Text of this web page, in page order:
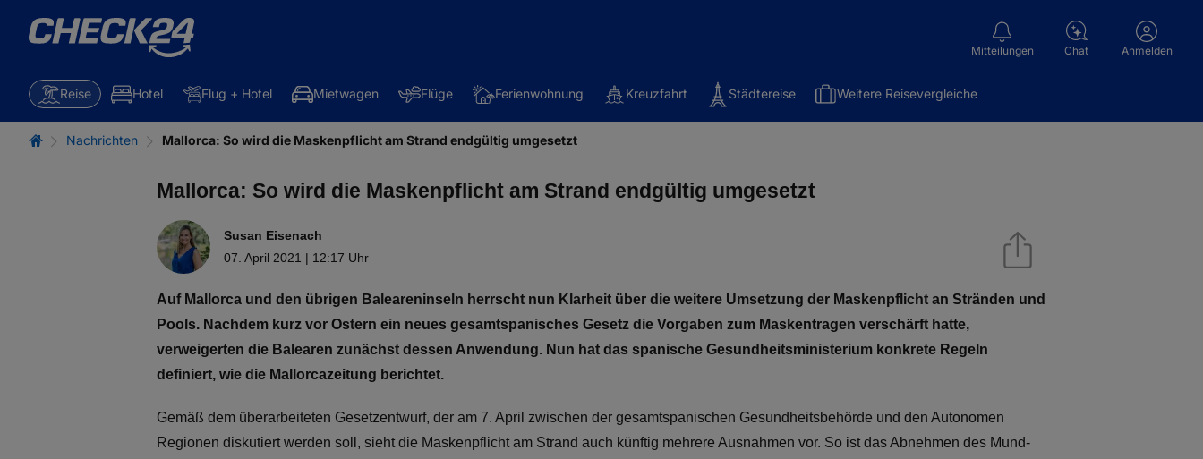
Mitteilungen Chat Anmelden
Reise Hotel Flug + Hotel Mietwagen Flüge Ferienwohnung Kreuzfahrt Städtereise Weitere Reisevergleiche
Nachrichten Mallorca: So wird die Maskenpflicht am Strand endgültig umgesetzt
Mallorca: So wird die Maskenpflicht am Strand endgültig umgesetzt
Susan Eisenach
07. April 2021 | 12:17 Uhr
Auf Mallorca und den übrigen Baleareninseln herrscht nun Klarheit über die weitere Umsetzung der Maskenpflicht an Stränden und
Pools. Nachdem kurz vor Ostern ein neues gesamtspanisches Gesetz die Vorgaben zum Maskentragen verschärft hatte,
verweigerten die Balearen zunächst dessen Anwendung. Nun hat das spanische Gesundheitsministerium konkrete Regeln
definiert, wie die Mallorcazeitung berichtet.
Gemäß dem überarbeiteten Gesetzentwurf, der am 7. April zwischen der gesamtspanischen Gesundheitsbehörde und den Autonomen
Regionen diskutiert werden soll, sieht die Maskenpflicht am Strand auch künftig mehrere Ausnahmen vor. So ist das Abnehmen des Mund-